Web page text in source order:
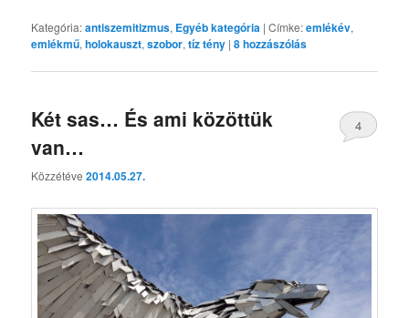
Kategória:antiszemitizmus, Egyéb kategória |Címke:emlékév,
emlékmű,holokauszt,szobor,tíz tény |8hozzászólás
Két sas… És ami közöttük
van…
Közzétéve2014.05.27.
4